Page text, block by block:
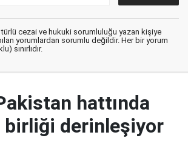
türlü cezai ve hukuki sorumluluğu yazan kişiye
yorumlardan sorumlu değildir. Her bir yorum
sınırlıdır.
hattında
birliği derinleşiyor